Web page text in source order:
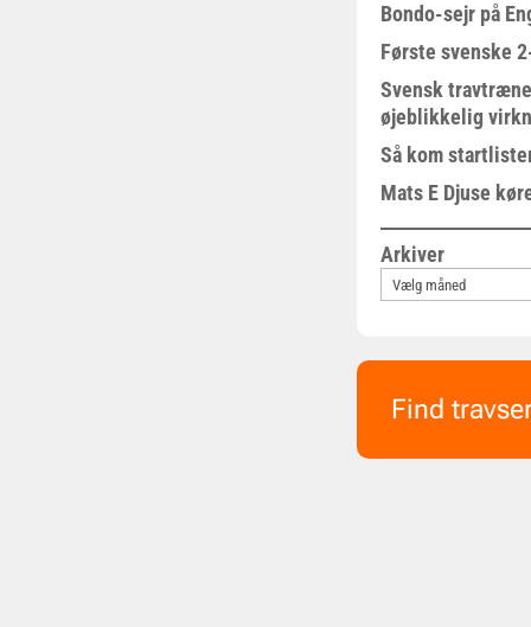
Bondo-sejr på
Første svenske
Svensk
øjeblikkelig
Så kom
Mats E Djuse
Arkiver
Find